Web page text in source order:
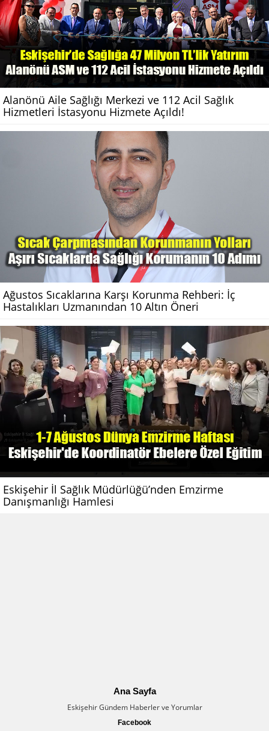
Alanönü Aile Sağlığı Merkezi ve 112 Acil Sağlık
Hizmetleri İstasyonu Hizmete Açıldı!
Ağustos Sıcaklarına Karşı Korunma Rehberi: İç
Hastalıkları Uzmanından 10 Altın Öneri
Eskişehir İl Sağlık Müdürlüğü’nden Emzirme
Danışmanlığı Hamlesi
Ana Sayfa
Eskişehir Gündem Haberler ve Yorumlar
Facebook